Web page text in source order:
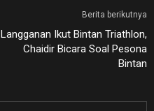
Berita berikutnya
Langganan Ikut Bintan Triathlon,
Chaidir Bicara Soal Pesona
Bintan